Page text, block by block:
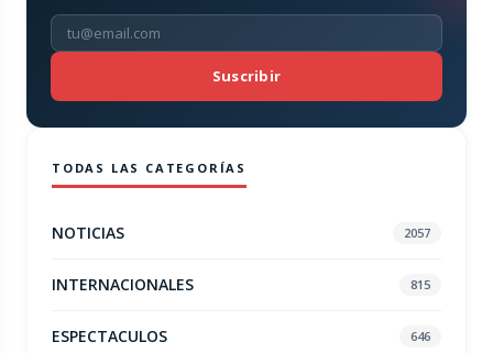
Suscribir
TODAS LAS CATEGORÍAS
NOTICIAS 2057
INTERNACIONALES 815
ESPECTACULOS 646